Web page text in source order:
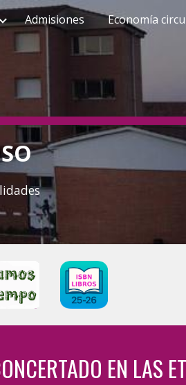
Admisiones Economía
EN LAS